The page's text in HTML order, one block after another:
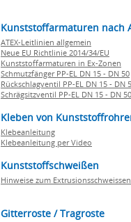
Kunststoffarmaturen nach
ATEX-Leitlinien allgemein
Neue EU Richtlinie 2014/34/EU
Kunststoffarmaturen in Ex-Zonen
Schmutzfänger PP-EL DN 15 - DN 50
Rückschlagventil PP-EL DN 15 - DN
Schrägsitzventil PP-EL DN 15 - DN 50
Kleben von
Klebeanleitung
Klebeanleitung per Video
Kunststoffschweißen
Hinweise zum Extrusionsschweissen
Gitterroste / Tragroste